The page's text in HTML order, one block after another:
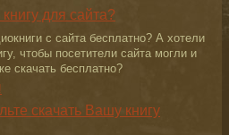
для сайта?
с сайта бесплатно? А хотели
чтобы посетители сайта могли и
скачать бесплатно?
скачать Вашу книгу